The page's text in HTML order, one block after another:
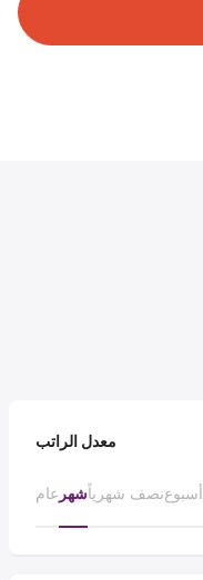
معدل الراتب
عام شهرنصف شهرياًأسبوع